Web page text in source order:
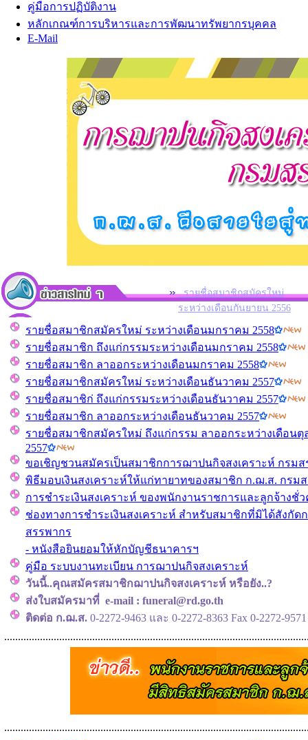
คู่มือการปฏิบัติงาน
หลักเกณฑ์การบริหารและการพัฒนาทรัพยากรบุคคล
E-Mail
รายชื่อสมาชิกสมัครใหม่
ระหว่างเดือนกันยายน 2556
รายชื่อสมาชิกสมัครใหม่ ระหว่างเดือนมกราคม 2558
รายชื่อสมาชิก ถึงแก่กรรมระหว่างเดือนมกราคม 2558
รายชื่อสมาชิก ลาออกระหว่างเดือนมกราคม 2558
รายชื่อสมาชิกสมัครใหม่ ระหว่างเดือนธันวาคม 2557
รายชื่อสมาชิก่ ถึงแก่กรรมระหว่างเดือนธันวาคม 2557
รายชื่อสมาชิก ลาออกระหว่างเดือนธันวาคม 2557
รายชื่อสมาชิกสมัครใหม่ ถึงแก่กรรม ลาออกระหว่างเดือนตุ
2557
ขอเชิญชวนสมัครเป็นสมาชิกการฌาปนกิจสงเคราะห์ กรมส
พิธีมอบเงินสงเคราะห์ให้แก่ทายาทของสมาชิก ก.ฌ.ส. กรม
การชำระเงินสงเคราะห์ ของพนักงานราชการและลูกจ้างชั่ว
ช่องทางการชำระเงินสงเคราะห์ สำหรับสมาชิกที่มิได้สังกัด
สรรพากร
- หนังสือยินยอมให้หักบัญชีธนาคารฯ
คู่มือ ระบบงานทะเบียน การฌาปนกิจสงเคราะห์
วันนี้..คุณสมัครสมาชิกฌาปนกิจสงเคราะห์ หรือยัง..?
ส่งใบสมัครมาที่ e-mail : funeral@rd.go.th
ติดต่อ ก.ฌ.ส. 0-2272-9463 และ 0-2272-8363 Fax 0-2272-9571